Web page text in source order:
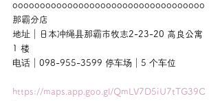
ooooooooooooooooooooooooooooooooooo
那霸分店
地址｜日本冲绳县那霸市牧志2-23-20 高良公寓
1 楼
电话｜098-955-3599 停车场｜5 个车位
https://maps.app.goo.gl/QmLV7D5iU7tTG39C